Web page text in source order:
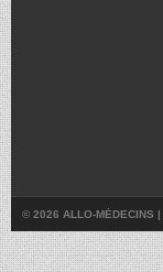
© 2026 ALLO-MÉDECINS |